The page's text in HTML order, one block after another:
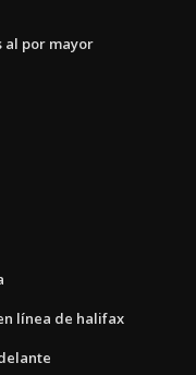
al por mayor
línea de halifax